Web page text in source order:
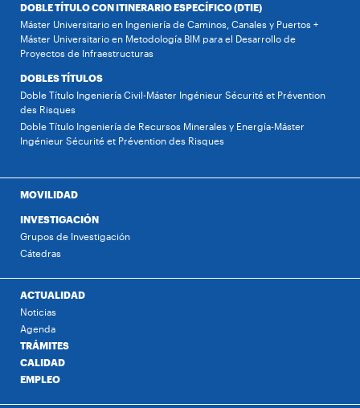
DOBLE TÍTULO CON ITINERARIO ESPECÍFICO (DTIE)
Máster Universitario en Ingeniería de Caminos, Canales y Puertos +
Máster Universitario en Metodología BIM para el Desarrollo de
Proyectos de Infraestructuras
DOBLES TÍTULOS
Doble Título Ingeniería Civil-Máster Ingénieur Sécurité et Prévention
des Risques
Doble Título Ingeniería de Recursos Minerales y Energía-Máster
Ingénieur Sécurité et Prévention des Risques
MOVILIDAD
INVESTIGACIÓN
Grupos de Investigación
Cátedras
ACTUALIDAD
Noticias
Agenda
TRÁMITES
CALIDAD
EMPLEO